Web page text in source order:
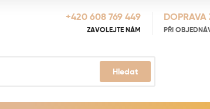
+420 608 769 449
ZAVOLEJTE NÁM
DOPRAVA
PŘI
Hledat